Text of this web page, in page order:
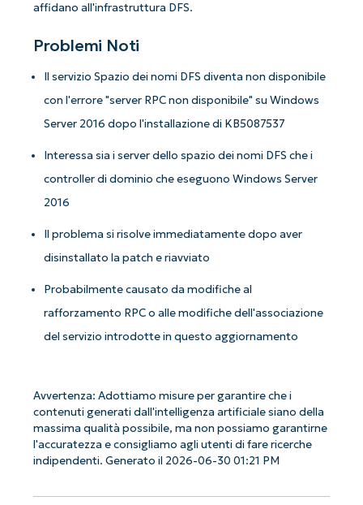
affidano all'infrastruttura DFS.
Problemi Noti
Il servizio Spazio dei nomi DFS diventa non disponibile
con l'errore "server RPC non disponibile" su Windows
Server 2016 dopo l'installazione di KB5087537
Interessa sia i server dello spazio dei nomi DFS che i
controller di dominio che eseguono Windows Server
2016
Il problema si risolve immediatamente dopo aver
disinstallato la patch e riavviato
Probabilmente causato da modifiche al
rafforzamento RPC o alle modifiche dell'associazione
del servizio introdotte in questo aggiornamento
Avvertenza: Adottiamo misure per garantire che i
contenuti generati dall'intelligenza artificiale siano della
massima qualità possibile, ma non possiamo garantirne
l'accuratezza e consigliamo agli utenti di fare ricerche
indipendenti. Generato il 2026-06-30 01:21 PM